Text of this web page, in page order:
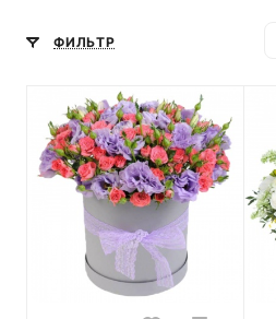
ФИЛЬТР